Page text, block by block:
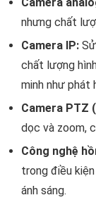
nhưng chất
Camera IP:
chất lượng
minh như phát
Camera PTZ
dọc và zoom,
Công nghệ
trong điều
ánh sáng.